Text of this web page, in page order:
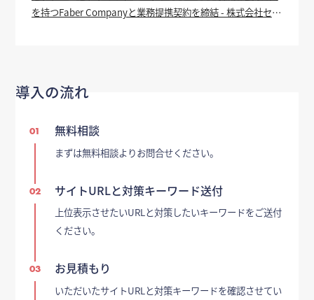
を持つFaber Companyと業務提携契約を締結 - 株式会社セプ
導入の流れ
01 無料相談
まずは無料相談よりお問合せください。
02 サイトURLと対策キーワード送付
上位表示させたいURLと対策したいキーワードをご送付
ください。
03 お見積もり
いただいたサイトURLと対策キーワードを確認させてい